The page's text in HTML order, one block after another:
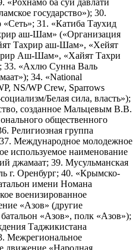
государство»); 30.
«Сеть»; 31. «Катиба Таухид
аш-Шам» («Организация
Тахрир аш-Шам», «Хейят
Аш-Шам», «Хайят Тахри
«Ахлю Сунна Валь
34. «National
NS/WP Crew, Sparrows
Белая сила, власть»);
созданное Мальцевым В.В.
общественного
Религиозная группа
Международное молодежное
используемое наименование
джамаат; 39. Мусульманская
г. Оренбург; 40. «Крымско-
имени Номана
военизированное
«Азов» (другие
«Азов», полк «Азов»);
Таджикистана
Межрегиональное
движение «Народная